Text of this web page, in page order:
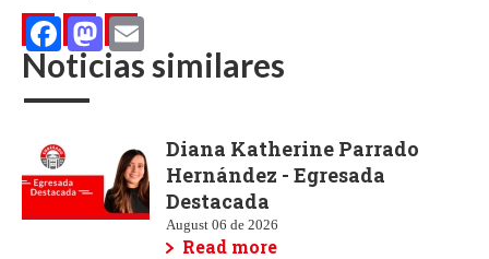
Facebook
Mastodon
Email
Noticias similares
Diana Katherine Parrado
Hernández - Egresada
Destacada
August 06 de 2026
Read more